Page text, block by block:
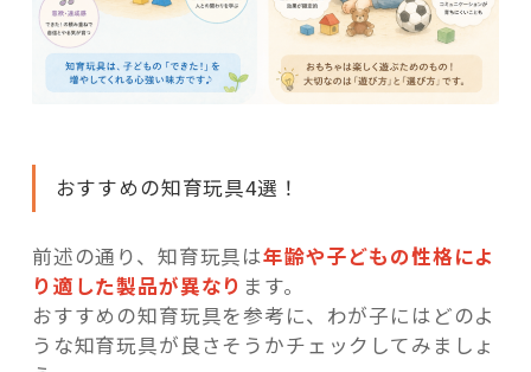
おすすめの知育玩具4選！
前述の通り、知育玩具は年齢や子どもの性格によ
り適した製品が異なり ます。
おすすめの知育玩具を参考に、わが子にはどのよ
うな知育玩具が良さそうかチェックしてみましょ